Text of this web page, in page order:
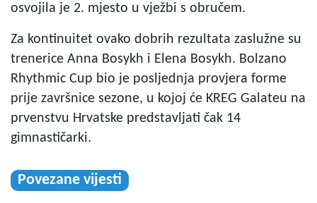
osvojila je 2. mjesto u vježbi s obručem.
Za kontinuitet ovako dobrih rezultata zaslužne su
trenerice Anna Bosykh i Elena Bosykh. Bolzano
Rhythmic Cup bio je posljednja provjera forme
prije završnice sezone, u kojoj će KREG Galateu na
prvenstvu Hrvatske predstavljati čak 14
gimnastičarki.
Povezane vijesti